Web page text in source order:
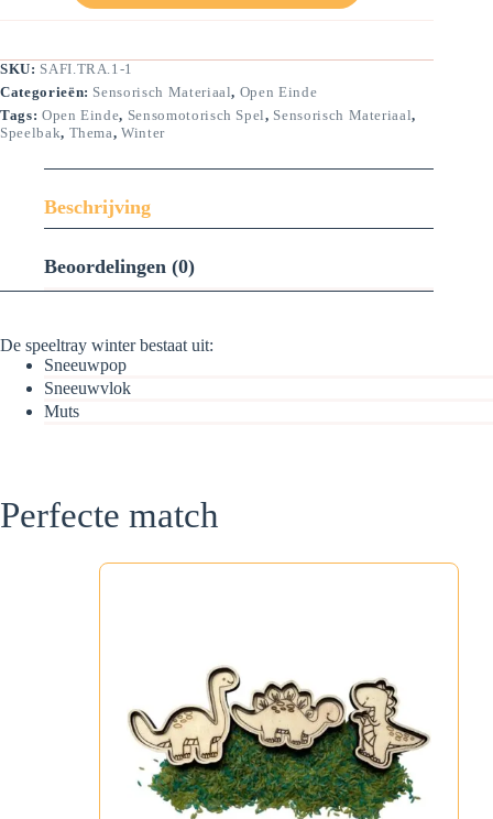
SKU: SAFI.TRA.1-1
Categorieën: Sensorisch Materiaal, Open Einde
Tags: Open Einde, Sensomotorisch Spel, Sensorisch Materiaal,
Speelbak, Thema,Winter
Beschrijving
Beoordelingen (0)
De speeltray winter bestaat uit:
Sneeuwpop
Sneeuwvlok
Muts
Perfecte match